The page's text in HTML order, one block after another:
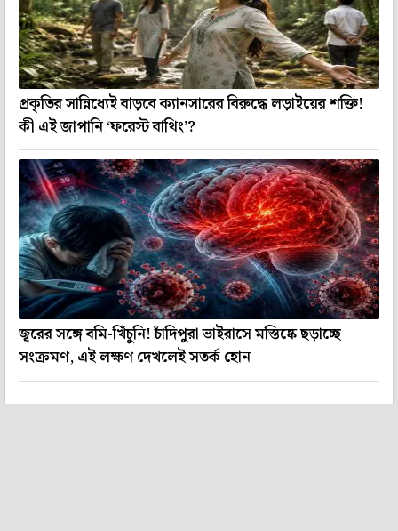
প্রকৃতির সান্নিধ্যেই বাড়বে ক্যানসারের বিরুদ্ধে লড়াইয়ের শক্তি!
কী এই জাপানি ‘ফরেস্ট বাথিং’?
জ্বরের সঙ্গে বমি-খিঁচুনি! চাঁদিপুরা ভাইরাসে মস্তিষ্কে ছড়াচ্ছে
সংক্রমণ, এই লক্ষণ দেখলেই সতর্ক হোন